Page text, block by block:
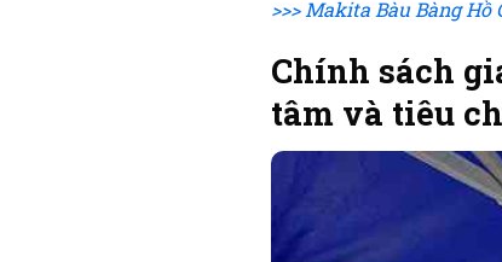
>>> Makita Bàu Bàng Hồ
Chính sách
tâm và tiêu